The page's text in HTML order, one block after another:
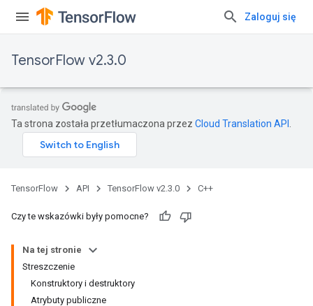
Zaloguj się
TensorFlow v2.3.0
Ta strona została przetłumaczona przez Cloud Translation API
TensorFlow API TensorFlow v2.3.0 C++
Czy te wskazówki były pomocne?
Na tej stronie
Streszczenie
Konstruktory i destruktory
Atrybuty publiczne